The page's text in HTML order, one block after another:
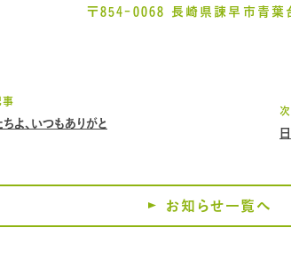
〒854-0068 長崎県諫早市青葉
よ、いつもありがと
お知らせ一覧へ